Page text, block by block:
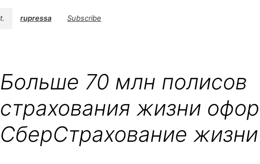
t. rupressa Subscribe
Больше 70 млн полисов
страхования жизни
СберСтрахование жизни